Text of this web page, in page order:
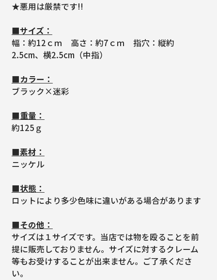
★悪用は厳禁です!!
■サイズ：
幅：約12ｃｍ 高さ：約7ｃｍ 指穴：縦約
2.5cm、横2.5cm（中指）
■カラー：
ブラック×迷彩
■重量：
約125ｇ
■素材：
ニッケル
■状態：
ロットにより多少色味に違いがある場合があります
■その他：
サイズは１サイズです。当店では物を殴ることを前
提に販売しておりません。サイズに対するクレーム
等もお受けすることが出来ません。ご了承くださ
い。